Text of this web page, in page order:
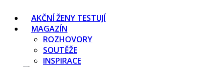
AKČNÍ ŽENY TESTUJÍ
MAGAZÍN
ROZHOVORY
SOUTĚŽE
INSPIRACE